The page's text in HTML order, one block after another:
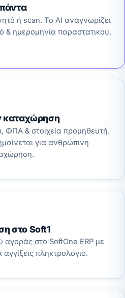
ή scan. Το AI αναγνωρίζει
ημερομηνία παραστατικού,
καταχώρηση
ΦΠΑ & στοιχεία προμηθευτή.
για ανθρώπινη
στο Soft1
αγοράς στο SoftOne ERP με
πληκτρολόγιο.